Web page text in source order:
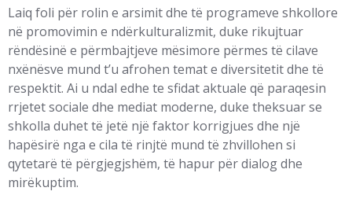
Laiq foli për rolin e arsimit dhe të programeve shkollore
në promovimin e ndërkulturalizmit, duke rikujtuar
rëndësinë e përmbajtjeve mësimore përmes të cilave
nxënësve mund t’u afrohen temat e diversitetit dhe të
respektit. Ai u ndal edhe te sfidat aktuale që paraqesin
rrjetet sociale dhe mediat moderne, duke theksuar se
shkolla duhet të jetë një faktor korrigjues dhe një
hapësirë nga e cila të rinjtë mund të zhvillohen si
qytetarë të përgjegjshëm, të hapur për dialog dhe
mirëkuptim.